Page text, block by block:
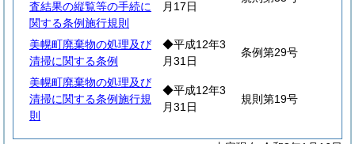
査結果の縦覧等の手続に
関する条例施行規則
月17日
美幌町廃棄物の処理及び
清掃に関する条例
◆平成12年3
月31日
条例第29号
美幌町廃棄物の処理及び
清掃に関する条例施行規
則
◆平成12年3
月31日
規則第19号